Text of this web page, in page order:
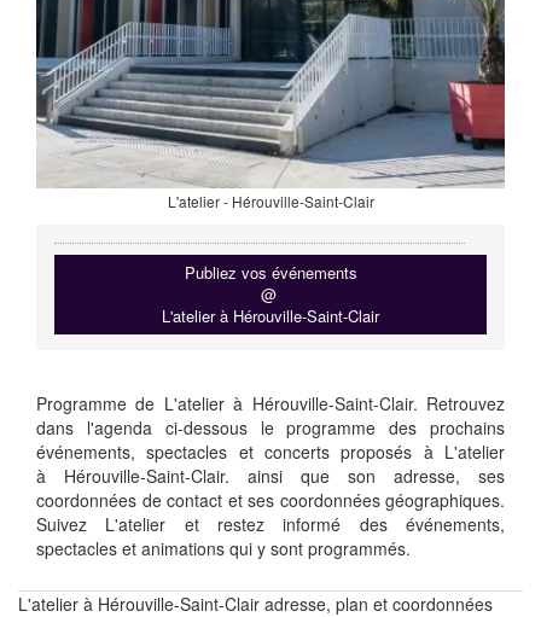
L'atelier - Hérouville-Saint-Clair
Publiez vos événements
@
L'atelier à Hérouville-Saint-Clair
Programme de L'atelier à Hérouville-Saint-Clair. Retrouvez
dans l'agenda ci-dessous le programme des prochains
événements, spectacles et concerts proposés à L'atelier
à Hérouville-Saint-Clair. ainsi que son adresse, ses
coordonnées de contact et ses coordonnées géographiques.
Suivez L'atelier et restez informé des événements,
spectacles et animations qui y sont programmés.
L'atelier à Hérouville-Saint-Clair adresse, plan et coordonnées